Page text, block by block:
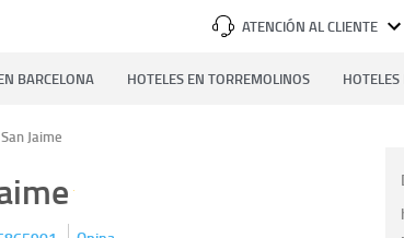
ATENCIÓN AL CLIENTE
BARCELONA HOTELES EN TORREMOLINOS
Jaime